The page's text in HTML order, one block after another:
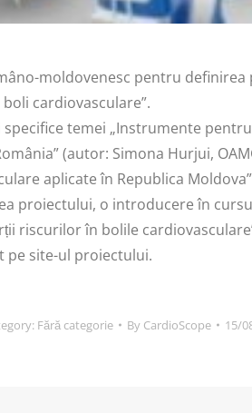
moldovenesc pentru
cardiovasculare”.
temei „Instrumente
(autor: Simona Hurjui,
aplicate în Republica
proiectului, o introducere în
riscurilor în bolile
pe site-ul proiectului.
Fără categorie By CardioScope 15/